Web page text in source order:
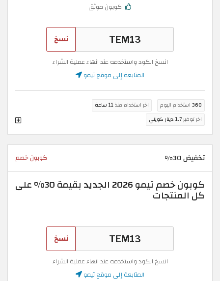
كوبون موثق
نسخ
انسخ الكود واستخدمه عند انهاء عملية الشراء
المتابعة إلى موقع تيمو
360 استخدام اليوم اخر استخدام منذ11 ساعة
اخر توفير1.7 دينار كويتي
تخفيض 30% كوبون خصم
كوبون خصم تيمو 2026 الجديد بقيمة 30% على
كل المنتجات
نسخ
انسخ الكود واستخدمه عند انهاء عملية الشراء
المتابعة إلى موقع تيمو